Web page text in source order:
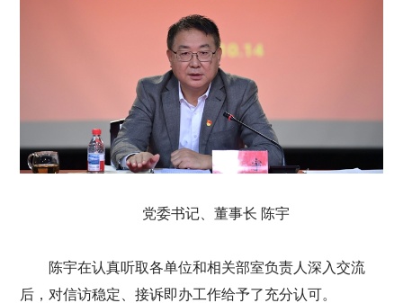
党委书记、董事长 陈宇
陈宇在认真听取各单位和相关部室负责人深入交流
后，对信访稳定、接诉即办工作给予了充分认可。